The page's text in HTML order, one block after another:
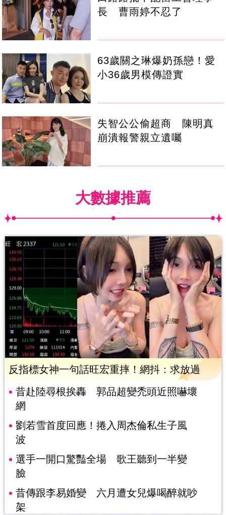
長 曹雨婷不忍了
63歲關之琳爆奶孫戀！愛
小36歲男模傳證實
失智公公偷超商 陳明真
崩潰報警親立遺囑
大數據推薦
反指標女神一句話旺宏重摔！網抖：求放過
昔赴陸尋根挨轟 郭品超變禿頭近照嚇壞
網
劉若雪首度回應！捲入周杰倫私生子風
波
選手一開口驚豔全場 歌王聽到一半變
臉
昔傳跟李易婚變 六月遭女兒爆喝醉就吵
架